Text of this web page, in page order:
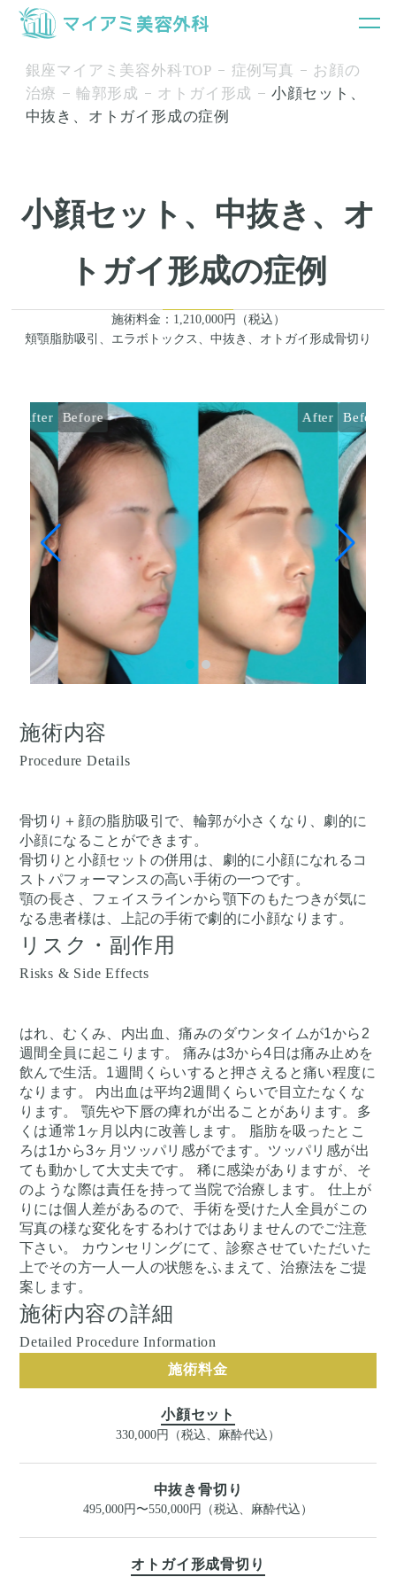
銀座マイアミ美容外科TOP 症例写真
お顔の
治療
輪郭形成 オトガイ形成
小顔セット、
中抜き、オトガイ形成の症例
小顔セット、中抜き、オ
トガイ形成の症例
施術料金：1,210,000円（税込）
頬顎脂肪吸引、エラボトックス、中抜き、オトガイ形成骨切り
After Before After Before
施術内容
Procedure Details
骨切り＋顔の脂肪吸引で、輪郭が小さくなり、劇的に
小顔になることができます。
骨切りと小顔セットの併用は、劇的に小顔になれるコ
ストパフォーマンスの高い手術の一つです。
顎の長さ、フェイスラインから顎下のもたつきが気に
なる患者様は、上記の手術で劇的に小顔なります。
リスク・副作用
Risks & Side Effects
はれ、むくみ、内出血、痛みのダウンタイムが1から2
週間全員に起こります。 痛みは3から4日は痛み止めを
飲んで生活。1週間くらいすると押さえると痛い程度に
なります。 内出血は平均2週間くらいで目立たなくな
ります。 顎先や下唇の痺れが出ることがあります。多
くは通常1ヶ月以内に改善します。 脂肪を吸ったとこ
ろは1から3ヶ月ツッパリ感がでます。ツッパリ感が出
ても動かして大丈夫です。 稀に感染がありますが、そ
のような際は責任を持って当院で治療します。 仕上が
りには個人差があるので、手術を受けた人全員がこの
写真の様な変化をするわけではありませんのでご注意
下さい。 カウンセリングにて、診察させていただいた
上でその方一人一人の状態をふまえて、治療法をご提
案します。
施術内容の詳細
Detailed Procedure Information
施術料金
小顔セット
330,000円（税込、麻酔代込）
中抜き骨切り
495,000円〜550,000円（税込、麻酔代込）
オトガイ形成骨切り